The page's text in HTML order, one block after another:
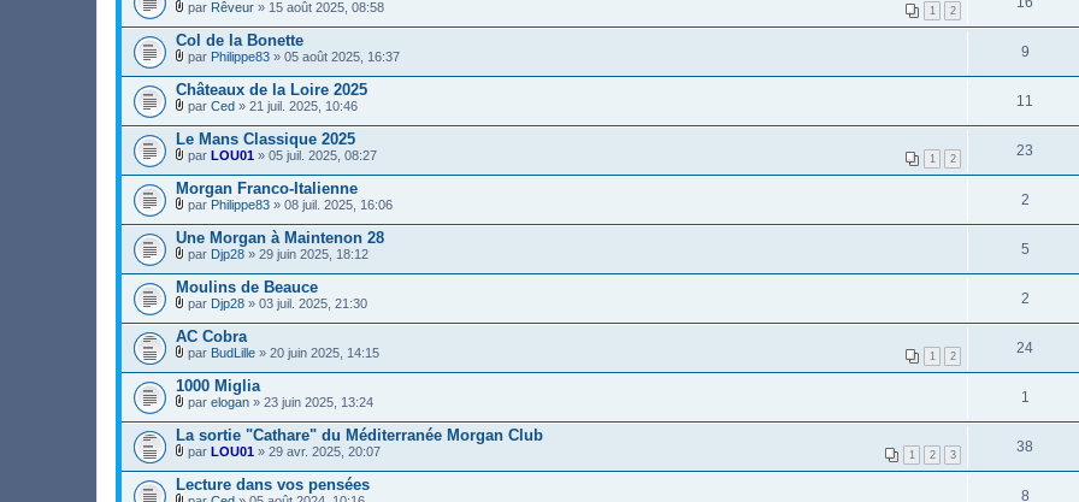
s
)
o
i
n
t
(
s
)
r
s
)
o
i
n
t
(
s
)
1 2
F
i
c
h
i
e
r
s
)
o
i
n
t
(
s
)
par Rêveur » 15 août 2025, 08:58
Col de la Bonette
F
i
c
h
i
e
r
s
)
o
i
n
t
(
s
)
par Philippe83 » 05 août 2025, 16:37 9
Châteaux de la Loire 2025
F
i
c
h
i
e
r
s
)
o
i
n
t
(
s
)
par Ced » 21 juil. 2025, 10:46 11
Le Mans Classique 2025
1 2
F
i
c
h
i
e
r
s
)
o
i
n
t
(
s
)
par LOU01 » 05 juil. 2025, 08:27 23
Morgan Franco-Italienne
F
i
c
h
i
e
r
s
)
o
i
n
t
(
s
)
par Philippe83 » 08 juil. 2025, 16:06 2
Une Morgan à Maintenon 28
F
i
c
h
i
e
r
s
)
o
i
n
t
(
s
par Djp28 » 29 juin 2025, 18:12 5
Moulins de Beauce
F
i
c
h
i
e
r
s
)
o
i
par Djp28 » 03 juil. 2025, 21:30 2
AC Cobra
1 2
F
i
c
h
i
e
r
s
)
par BudLille » 20 juin 2025, 14:15 24
1000 Miglia
F
i
c
h
i
e
par elogan » 23 juin 2025, 13:24 1
La sortie "Cathare" du Méditerranée Morgan Club
1 2 3
F
c
par LOU01 » 29 avr. 2025, 20:07 38
Lecture dans vos pensées
8